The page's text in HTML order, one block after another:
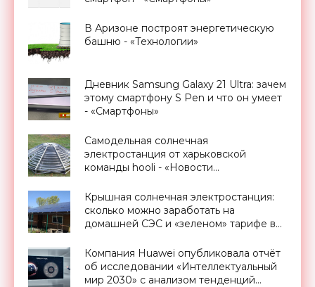
В Аризоне построят энергетическую
башню - «Технологии»
Дневник Samsung Galaxy 21 Ultra: зачем
этому смартфону S Pen и что он умеет
- «Смартфоны»
Самодельная солнечная
электростанция от харьковской
команды hooli - «Новости
Крышная солнечная электростанция:
сколько можно заработать на
домашней СЭС и «зеленом» тарифе в
Компания Huawei опубликовала отчёт
об исследовании «Интеллектуальный
мир 2030» с анализом тенденций